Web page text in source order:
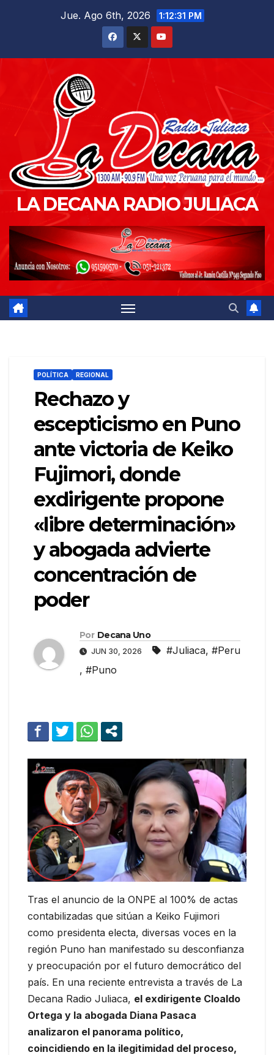
Jue. Ago 6th, 2026 1:12:32 PM
LA DECANA RADIO JULIACA
POLÍTICA REGIONAL
Rechazo y
escepticismo en Puno
ante victoria de Keiko
Fujimori, donde
exdirigente propone
«libre determinación»
y abogada advierte
concentración de
poder
Por Decana Uno
JUN 30, 2026 #Juliaca, #Peru
, #Puno
Tras el anuncio de la ONPE al 100% de actas
contabilizadas que sitúan a Keiko Fujimori
como presidenta electa, diversas voces en la
región Puno han manifestado su desconfianza
y preocupación por el futuro democrático del
país. En una reciente entrevista a través de La
Decana Radio Juliaca, el exdirigente Cloaldo
Ortega y la abogada Diana Pasaca
analizaron el panorama político,
coincidiendo en la ilegitimidad del proceso,